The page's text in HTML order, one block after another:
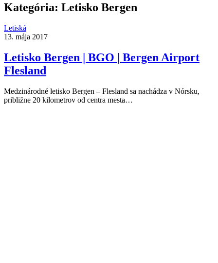
Kategória: Letisko Bergen
Letiská
13. mája 2017
Letisko Bergen | BGO | Bergen Airport
Flesland
Medzinárodné letisko Bergen – Flesland sa nachádza v Nórsku,
približne 20 kilometrov od centra mesta…